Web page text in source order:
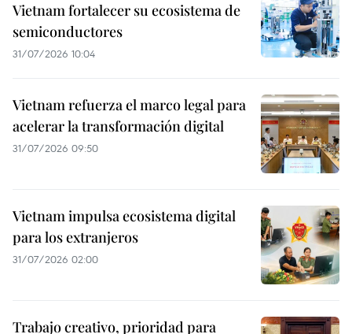
Vietnam fortalecer su ecosistema de
semiconductores
31/07/2026 10:04
Vietnam refuerza el marco legal para
acelerar la transformación digital
31/07/2026 09:50
Vietnam impulsa ecosistema digital
para los extranjeros
31/07/2026 02:00
Trabajo creativo, prioridad para